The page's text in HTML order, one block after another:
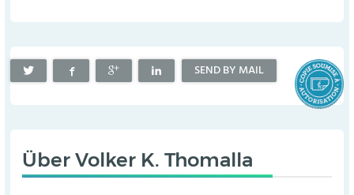
SEND BY MAIL
ÜberVolker K. Thomalla